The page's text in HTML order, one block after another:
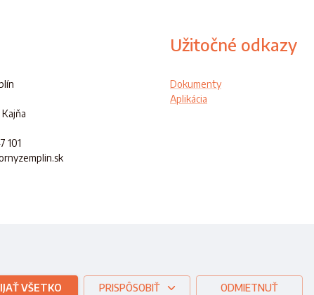
101
Užitočné odkazy
Dokumenty
Aplikácia
republiky
VŠETKO PRISPÔSOBIŤ ODMIETNUŤ